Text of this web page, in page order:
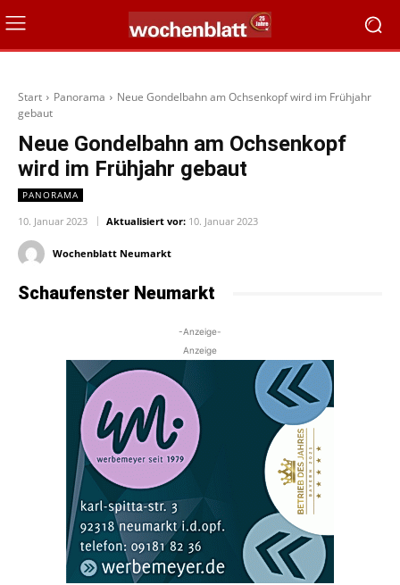
Start Panorama
Neue Gondelbahn am Ochsenkopf wird im Frühjahr
gebaut
Neue Gondelbahn am Ochsenkopf
wird im Frühjahr gebaut
PANORAMA
10. Januar 2023 Aktualisiert vor: 10. Januar 2023
Wochenblatt Neumarkt
Schaufenster Neumarkt
-Anzeige-
Anzeige